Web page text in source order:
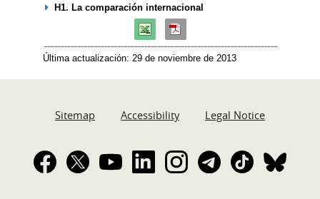
H1. La comparación internacional
Última actualización: 29 de noviembre de 2013
Sitemap Accessibility Legal Notice